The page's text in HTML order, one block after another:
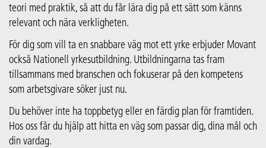
teori med praktik, så att du får lära dig på ett sätt som känns
relevant och nära verkligheten.
För dig som vill ta en snabbare väg mot ett yrke erbjuder Movant
också Nationell yrkesutbildning. Utbildningarna tas fram
tillsammans med branschen och fokuserar på den kompetens
som arbetsgivare söker just nu.
Du behöver inte ha toppbetyg eller en färdig plan för framtiden.
Hos oss får du hjälp att hitta en väg som passar dig, dina mål och
din vardag.